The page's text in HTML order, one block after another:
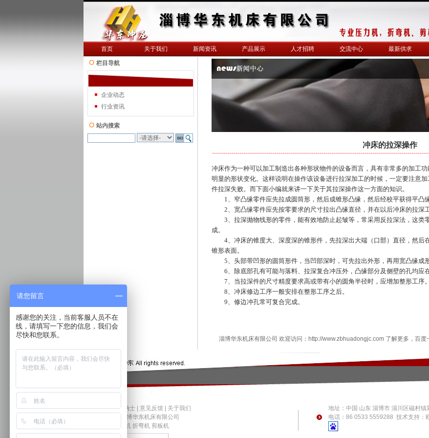
首页 关于我们 新闻资讯 产品展示 人才招聘 交流中心 最新供求
栏目导航
企业动态
行业资讯
站内搜索
冲床的拉深操作
冲床作为一种可以加工制造出各种形状物件的设备而言，具有非常多的加工
明显的形状变化。这样说明在操作该设备进行拉深加工的时候，一定要注意
件拉深失败。而下面小编就来讲一下关于其拉深操作这一方面的知识。
1、窄凸缘零件应先拉成圆筒形，然后成锥形凸缘，然后经校平获得平凸缘
2、宽凸缘零件应先按零要求的尺寸拉出凸缘直径，并在以后冲床的拉深工
3、拉深抛物线形的零件，能有效地防止起皱等，常采用反拉深法，这类
成。
4、冲床的锥度大、深度深的锥形件，先拉深出大端（口部）直径，然后
锥形表面。
5、头部带凹形的圆筒形件，当凹部深时，可先拉出外形，再用宽凸缘成形
6、除底部孔有可能与落料、拉深复合冲压外，凸缘部分及侧壁的孔均应
7、当拉深件的尺寸精度要求高或带有小的圆角半径时，应增加整形工序。
8、冲床修边工序一般安排在整形工序之后。
9、修边冲孔常可复合完成。
淄博华东机床有限公司 欢迎访问： http://www.zbhuadongjc.com 了解更多，百度
联系我们|招贤纳士 意见反馈
关于我们
© 2009-2026 淄博华东机床有限公司
专业提供：压力机 折弯机 剪板机
地址：中国 山东 淄博市 淄川区磁村
电话：86 0533 5559288 技术支持：
请您留言
感谢您的关注，当前客服人员不在
线，请填写一下您的信息，我们会
尽快和您联系。